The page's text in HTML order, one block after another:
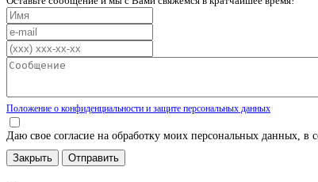
Положение о конфиденциальности и защите персональных данных
Даю свое согласие на обработку моих персональных данных,
Закрыть